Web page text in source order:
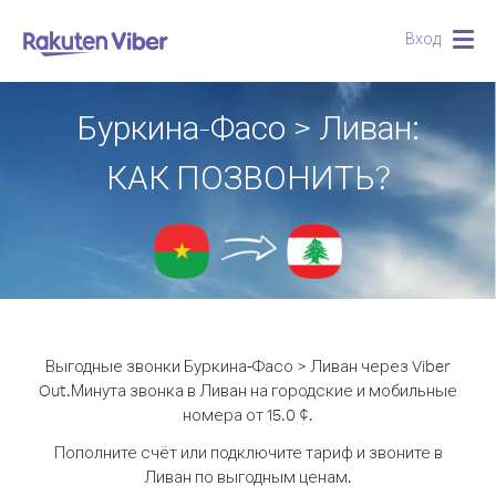
Вход
Буркина-Фасо > Ливан:
КАК ПОЗВОНИТЬ?
Выгодные звонки Буркина-Фасо > Ливан через Viber
Out.Минута звонка в Ливан на городские и мобильные
номера от 15.0 ¢.
Пополните счёт или подключите тариф и звоните в
Ливан по выгодным ценам.